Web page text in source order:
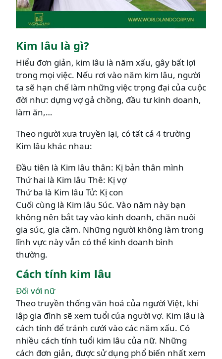
Kim lâu là gì?
Hiểu đơn giản, kim lâu là năm xấu, gây bất lợi
trong mọi việc. Nếu rơi vào năm kim lâu, người
ta sẽ hạn chế làm những việc trọng đại của cuộc
đời như: dựng vợ gả chồng, đầu tư kinh doanh,
làm ăn,…
Theo người xưa truyền lại, có tất cả 4 trường
Kim lâu khác nhau:
Đầu tiên là Kim lâu thân: Kị bản thân mình
Thứ hai là Kim lâu Thê: Kị vợ
Thứ ba là Kim lâu Tử: Kị con
Cuối cùng là Kim lâu Súc. Vào năm này bạn
không nên bắt tay vào kinh doanh, chăn nuôi
gia súc, gia cầm. Những người không làm trong
lĩnh vực này vẫn có thể kinh doanh bình
thường.
Cách tính kim lâu
Đối với nữ
Theo truyền thống văn hoá của người Việt, khi
lập gia đình sẽ xem tuổi của người vợ. Kim lâu là
cách tính để tránh cưới vào các năm xấu. Có
nhiều cách tính tuổi kim lâu của nữ. Những
cách đơn giản, được sử dụng phổ biến nhất xem